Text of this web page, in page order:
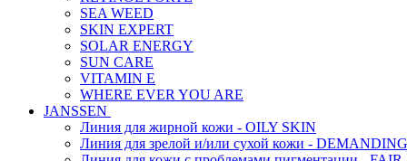
SEA WEED
SKIN EXPERT
SOLAR ENERGY
SUN CARE
VITAMIN E
WHERE EVER YOU ARE
JANSSEN
Линия для жирной кожи - OILY SKIN
Линия для зрелой и/или сухой кожи -